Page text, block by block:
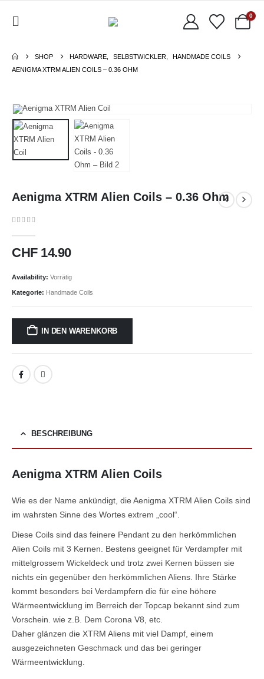
0
SHOP HARDWARE SELBSTWICKLER
HANDMADE COILS
AENIGMA XTRM ALIEN COILS – 0.36 OHM
Aenigma XTRM Alien Coils – 0.36 Ohm
CHF14.90
Availability: Vorrätig
Kategorie: Handmade Coils
IN DEN WARENKORB
BESCHREIBUNG
Aenigma XTRM Alien Coils
Wie es der Name ankündigt, die Aenigma XTRM Alien Coils sind
im wahrsten Sinne des Wortes extrem „cool“.
Diese Coils sind das feinere Pendant zu den herkömmlichen
Alien Coils mit 3 Kernen. Bestens geeignet für Verdampfer mit
mittelgrossem Wickeldeck und trotz zwei Kernen büssen sie
nichts ein gegenüber den herkömmlichen Aliens. Ihre Stärke
kommt besonders bei Verdampfern die für eine höhere
Wärmeentwicklung im Berreich der Topcap bekannt sind zum
Vorschein. wie z.B. Dem Corona V8, etc.
Daher glänzen die XTRM Aliens mit viel Dampf, einem
ausgezeichneten Geschmack und das bei geringer
Wärmeentwicklung.